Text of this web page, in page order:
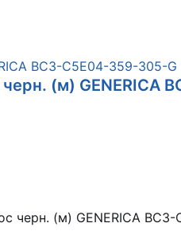
черн. (м) GENERICA
черн. (м) GENERICA